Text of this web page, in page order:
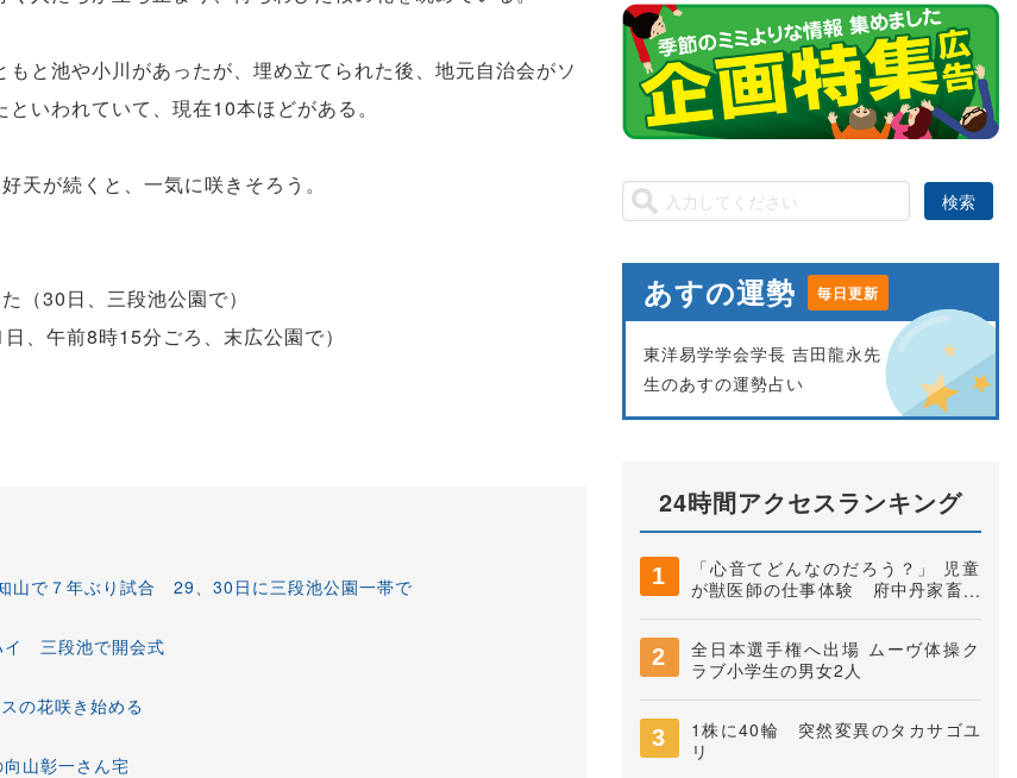
と池や小川があったが、埋め立てられた後、地元自治会がソ
といわれていて、現在10本ほどがある。
が続くと、一気に咲きそろう。
（30日、三段池公園で）
、午前8時15分ごろ、末広公園で）
山で７年ぶり試合 29、30日に三段池公園一帯で
イ 三段池で開会式
の花咲き始める
山彰一さん宅
あすの運勢 毎日更新
東洋易学学会学長 吉田龍永先
生のあすの運勢占い
24時間アクセスランキング
「心音てどんなのだろう？」 児童
が獣医師の仕事体験 府中丹家畜保
全日本選手権へ出場 ムーヴ体操ク
ラブ小学生の男女2人
1株に40輪 突然変異のタカサゴユ
リ